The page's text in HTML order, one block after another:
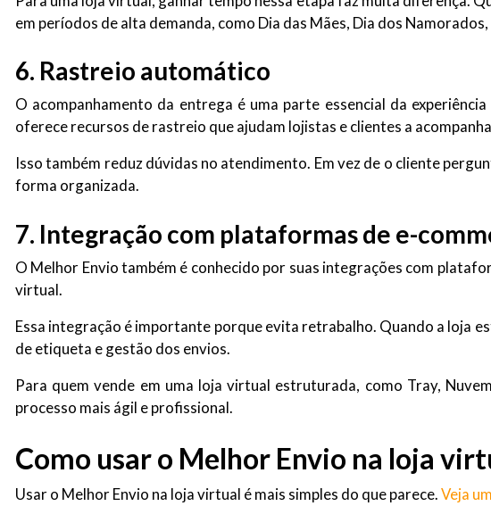
em períodos de alta demanda, como Dia das Mães, Dia dos
6. Rastreio automático
O acompanhamento da entrega é uma parte essencial da
oferece recursos de rastreio que ajudam lojistas e clientes a
Isso também reduz dúvidas no atendimento. Em vez de o cliente
forma organizada.
7. Integração com plataformas de e-
O Melhor Envio também é conhecido por suas integrações com
virtual.
Essa integração é importante porque evita retrabalho. Quando a loja
de etiqueta e gestão dos envios.
Para quem vende em uma loja virtual estruturada, como Tray,
processo mais ágil e profissional.
Como usar o Melhor Envio na loja
Usar o Melhor Envio na loja virtual é mais simples do que parece.Veja